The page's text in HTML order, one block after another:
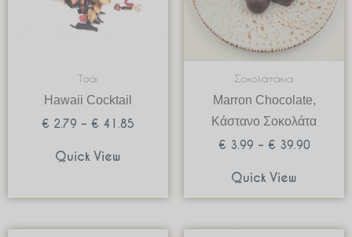
Τσάι
Hawaii Cocktail
€ 2.79 – € 41.85
Quick View
Σοκολατάκια
Marron Chocolate,
Κάστανο Σοκολάτα
€ 3.99 – € 39.90
Quick View